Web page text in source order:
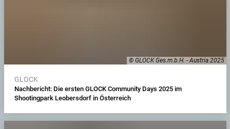
© GLOCK Ges.m.b.H. - Austria 2025
GLOCK
Nachbericht: Die ersten GLOCK Community Days 2025 im
Shootingpark Leobersdorf in Österreich